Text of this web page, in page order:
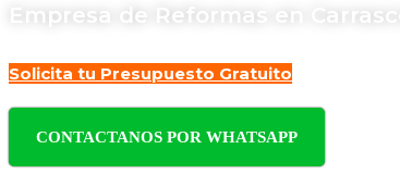
Empresa de Reformas en
Solicita tu Presupuesto Gratuito
CONTACTANOS POR WHATSAPP